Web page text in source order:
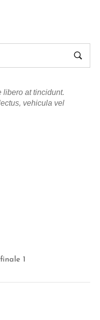
libero at tincidunt.
vehicula vel
1